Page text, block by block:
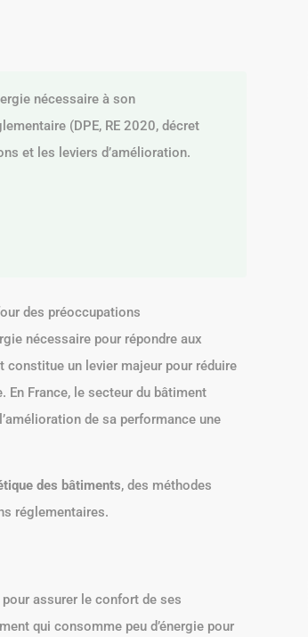
nécessaire à son
(DPE, RE 2020, décret
et les leviers d’amélioration.
des préoccupations
nécessaire pour répondre aux
constitue un levier majeur pour réduire
France, le secteur du bâtiment
de sa performance une
des bâtiments, des méthodes
réglementaires.
assurer le confort de ses
qui consomme peu d’énergie pour